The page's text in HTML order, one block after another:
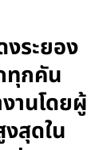
ระยอง
ทุกคัน
านโดยผู้
สุดใน